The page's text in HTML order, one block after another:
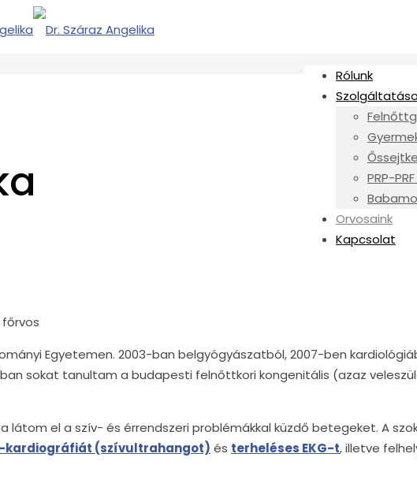
Rólunk
PRP-
Orvosaink
Kapcsolat
főrvos
Egyetemen. 2003-ban belgyógyászatból, 2007-ben
sokat tanultam a budapesti felnőttkori kongenitális (azaz
el a szív- és érrendszeri problémákkal küzdő betegeket. A
kardiográfiát (szívultrahangot) és terheléses EKG-t, illetve